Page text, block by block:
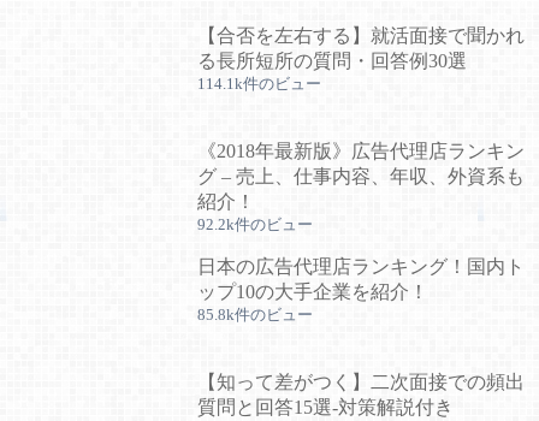
【合否を左右する】就活面接で聞かれ
る長所短所の質問・回答例30選
114.1k件のビュー
《2018年最新版》広告代理店ランキン
グ – 売上、仕事内容、年収、外資系も
紹介！
92.2k件のビュー
日本の広告代理店ランキング！国内ト
ップ10の大手企業を紹介！
85.8k件のビュー
【知って差がつく】二次面接での頻出
質問と回答15選-対策解説付き